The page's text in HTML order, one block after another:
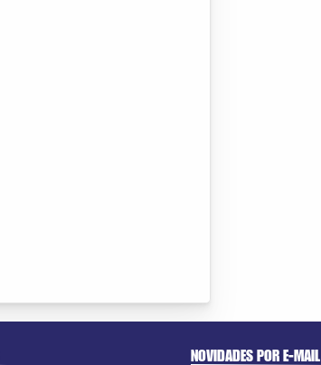
NOVIDADES POR E-MAIL